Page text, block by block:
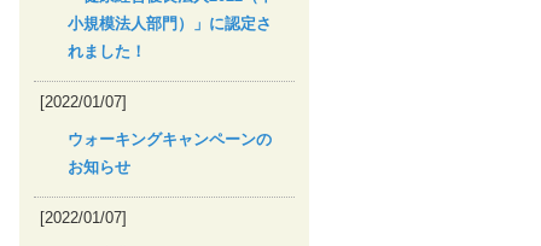
小規模法人部門）」に認定さ
れました！
[2022/01/07]
ウォーキングキャンペーンの
お知らせ
[2022/01/07]